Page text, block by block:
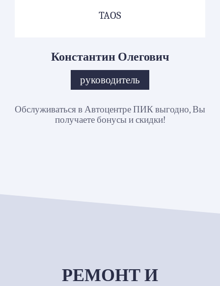
TAOS
Константин Олегович
руководитель
Обслуживаться в Автоцентре ПИК выгодно, Вы
получаете бонусы и скидки!
РЕМОНТ И